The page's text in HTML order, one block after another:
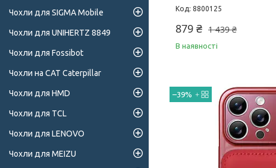
8800125
1 439 ₴
879 ₴
В наявності
–39%
Чохли для SIGMA Mobile
Чохли для UNIHERTZ 8849
Чохли для Fossibot
Чохли на CAT Caterpillar
Чохли для HMD
Чохли для TCL
Чохли для LENOVO
Чохли для MEIZU